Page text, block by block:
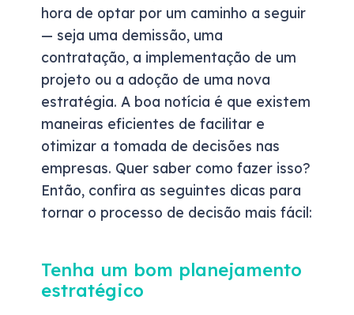
hora de optar por um caminho a seguir
— seja uma demissão, uma
contratação, a implementação de um
projeto ou a adoção de uma nova
estratégia. A boa notícia é que existem
maneiras eficientes de facilitar e
otimizar a tomada de decisões nas
empresas. Quer saber como fazer isso?
Então, confira as seguintes dicas para
tornar o processo de decisão mais fácil:
Tenha um bom planejamento
estratégico